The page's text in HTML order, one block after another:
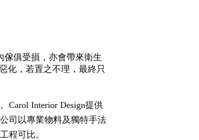
俱受損，亦會帶來衛生
化，若置之不理，最終只
Carol Interior Design提供
司以專業物料及獨特手法
程可比。